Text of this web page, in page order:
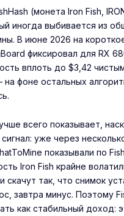
(монета Iron Fish,
иногда выбивается из
В июне 2026 на
фиксировал для RX
вплоть до $3,42
на фоне остальных
всего показывает,
уже через
показывали по
Iron Fish крайне
скачут так, что снимок
завтра минус. Поэтому
как стабильный доход: